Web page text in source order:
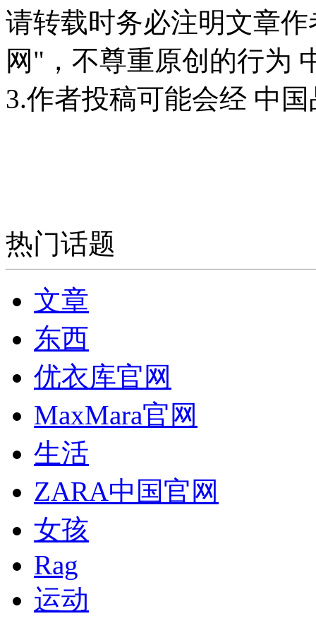
请转载时务必注明文章
网"，不尊重原创的行为
3.作者投稿可能会经 中
热门话题
文章
东西
优衣库官网
MaxMara官网
生活
ZARA中国官网
女孩
Rag
运动